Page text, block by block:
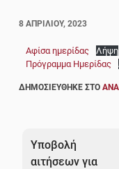
8 ΑΠΡΙΛΊΟΥ, 2023
Αφίσα ημερίδας
Λήψη
Πρόγραμμα Ημερίδας
ΔΗΜΟΣΙΕΎΘΗΚΕ ΣΤΟ
άρθρων
Υποβολή
αιτήσεων για